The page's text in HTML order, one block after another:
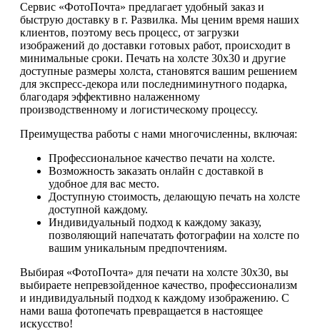
Сервис «ФотоПочта» предлагает удобный заказ и
быструю доставку в г. Развилка. Мы ценим время наших
клиентов, поэтому весь процесс, от загрузки
изображений до доставки готовых работ, происходит в
минимальные сроки. Печать на холсте 30х30 и другие
доступные размеры холста, становятся вашим решением
для экспресс-декора или последниминутного подарка,
благодаря эффективно налаженному
производственному и логистическому процессу.
Преимущества работы с нами многочисленны, включая:
Профессиональное качество печати на холсте.
Возможность заказать онлайн с доставкой в
удобное для вас место.
Доступную стоимость, делающую печать на холсте
доступной каждому.
Индивидуальный подход к каждому заказу,
позволяющий напечатать фотографии на холсте по
вашим уникальным предпочтениям.
Выбирая «ФотоПочта» для печати на холсте 30х30, вы
выбираете непревзойденное качество, профессионализм
и индивидуальный подход к каждому изображению. С
нами ваша фотопечать превращается в настоящее
искусство!